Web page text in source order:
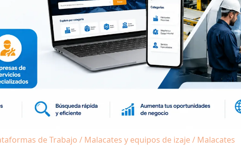
de Trabajo / Malacates y equipos de izaje / Malacates